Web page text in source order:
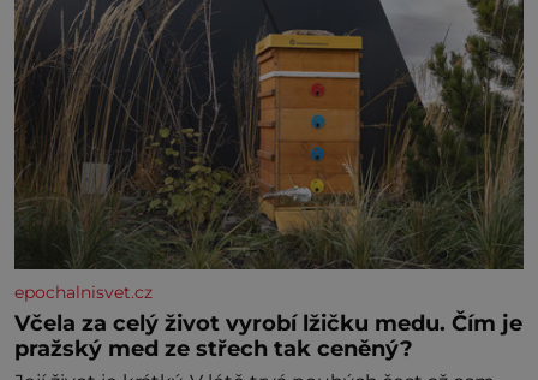
epochalnisvet.cz
Včela za celý život vyrobí lžičku medu. Čím je
pražský med ze střech tak ceněný?